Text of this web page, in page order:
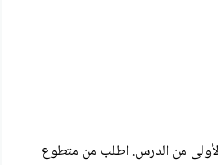
من الدرس. اطلب من متطوع